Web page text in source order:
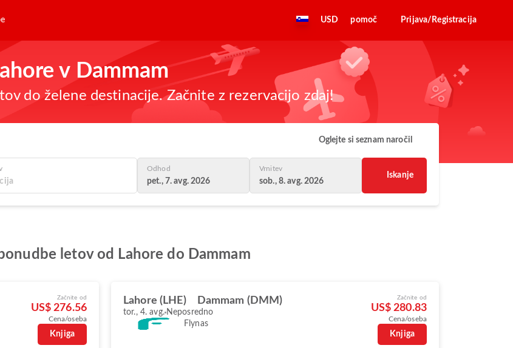
USD pomoč Prijava/Registracija
v Dammam
do želene destinacije. Začnite z rezervacijo zdaj!
Oglejte si seznam naročil
Odhod
pet., 7. avg. 2026
Vrnitev
sob., 8. avg. 2026
Iskanje
letov od Lahore do Dammam
Začnite od
US$ 276.56
Cena/oseba
Knjiga
Lahore (LHE) Dammam (DMM)
tor., 4. avg. Neposredno
Flynas
Začnite od
US$ 280.83
Cena/oseba
Knjiga